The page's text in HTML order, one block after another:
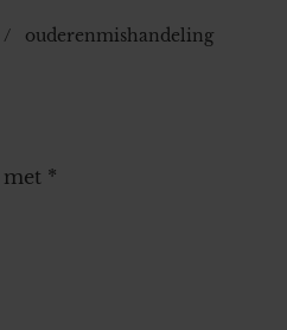
ouderenmishandeling
*